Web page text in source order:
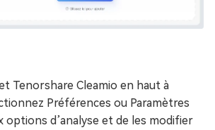
Tenorshare Cleamio en haut à
Préférences ou Paramètres
options d’analyse et de les modifier